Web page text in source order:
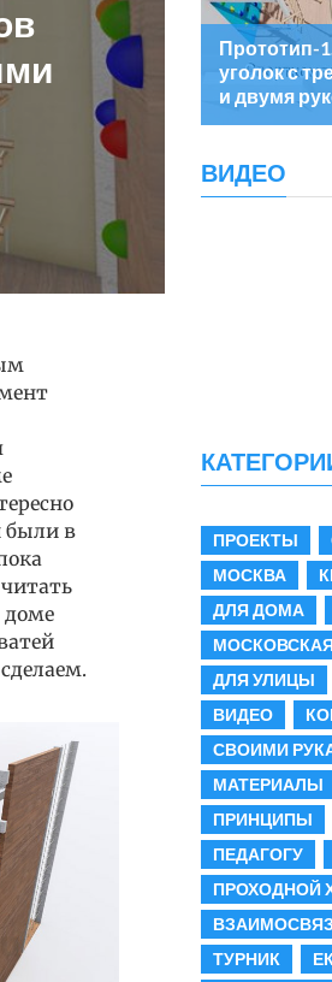
были в
доме
Прототип-
уголок с
и двумя
ВИДЕО
ПРОЕКТЫ
МОСКВА
ДЛЯ ДОМА
ДЛЯ УЛИЦЫ
ВИДЕО
СВОИМИ
МАТЕРИАЛЫ
ПРИНЦИПЫ
ПЕДАГОГУ
ПРОХОДНОЙ
ТУРНИК